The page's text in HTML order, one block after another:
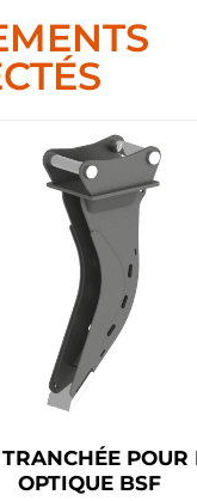
POUR
OPTIQUE BSF